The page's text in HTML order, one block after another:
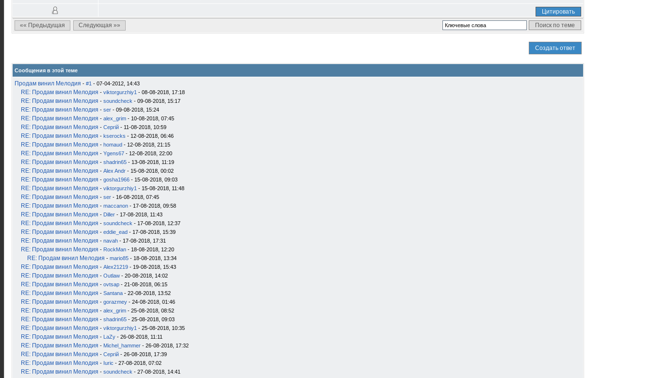
Цитировать
«« Предыдущая
Следующая »»
Создать ответ
Сообщения в этой теме
Продам винил Мелодия - #1 - 07-04-2012, 14:43
RE: Продам винил Мелодия - viktorgurzhiy1 - 08-08-2018, 17:18
RE: Продам винил Мелодия - soundcheck - 09-08-2018, 15:17
RE: Продам винил Мелодия - ser - 09-08-2018, 15:24
RE: Продам винил Мелодия - alex_grim - 10-08-2018, 07:45
RE: Продам винил Мелодия - Сергій - 11-08-2018, 10:59
RE: Продам винил Мелодия - kserocks - 12-08-2018, 06:46
RE: Продам винил Мелодия - homaud - 12-08-2018, 21:15
RE: Продам винил Мелодия - Ygens67 - 12-08-2018, 22:00
RE: Продам винил Мелодия - shadrin65 - 13-08-2018, 11:19
RE: Продам винил Мелодия - Alex Andr - 15-08-2018, 00:02
RE: Продам винил Мелодия - gosha1966 - 15-08-2018, 09:03
RE: Продам винил Мелодия - viktorgurzhiy1 - 15-08-2018, 11:48
RE: Продам винил Мелодия - ser - 16-08-2018, 07:45
RE: Продам винил Мелодия - maccanon - 17-08-2018, 09:58
RE: Продам винил Мелодия - Diller - 17-08-2018, 11:43
RE: Продам винил Мелодия - soundcheck - 17-08-2018, 12:37
RE: Продам винил Мелодия - eddie_ead - 17-08-2018, 15:39
RE: Продам винил Мелодия - navah - 17-08-2018, 17:31
RE: Продам винил Мелодия - RockMan - 18-08-2018, 12:20
RE: Продам винил Мелодия - mario85 - 18-08-2018, 13:34
RE: Продам винил Мелодия - Alex21219 - 19-08-2018, 15:43
RE: Продам винил Мелодия - Outlaw - 20-08-2018, 14:02
RE: Продам винил Мелодия - ovtsap - 21-08-2018, 06:15
RE: Продам винил Мелодия - Santana - 22-08-2018, 13:52
RE: Продам винил Мелодия - gorazmey - 24-08-2018, 01:46
RE: Продам винил Мелодия - alex_grim - 25-08-2018, 08:52
RE: Продам винил Мелодия - shadrin65 - 25-08-2018, 09:03
RE: Продам винил Мелодия - viktorgurzhiy1 - 25-08-2018, 10:35
RE: Продам винил Мелодия - LaZy - 26-08-2018, 11:11
RE: Продам винил Мелодия - Michel_hammer - 26-08-2018, 17:32
RE: Продам винил Мелодия - Сергій - 26-08-2018, 17:39
RE: Продам винил Мелодия - Iuric - 27-08-2018, 07:02
RE: Продам винил Мелодия - soundcheck - 27-08-2018, 14:41